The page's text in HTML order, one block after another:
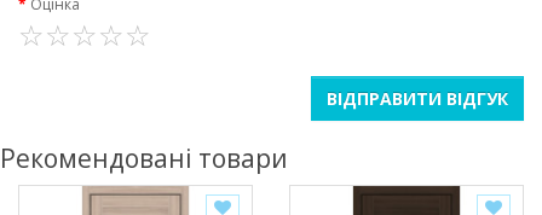
Оцінка
ВІДПРАВИТИ ВІДГУК
Рекомендовані товари